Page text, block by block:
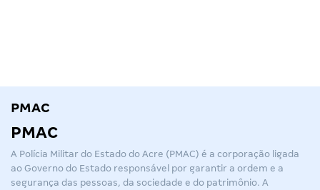
PMAC
PMAC
A Polícia Militar do Estado do Acre (PMAC) é a corporação ligada
ao Governo do Estado responsável por garantir a ordem e a
segurança das pessoas, da sociedade e do patrimônio. A